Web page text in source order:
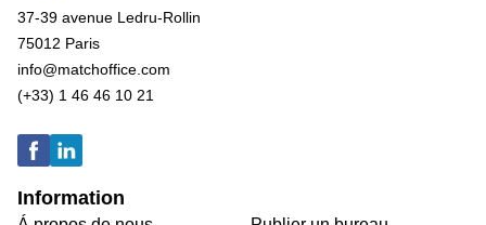
37-39 avenue Ledru-Rollin
75012 Paris
info@matchoffice.com
(+33) 1 46 46 10 21
Information